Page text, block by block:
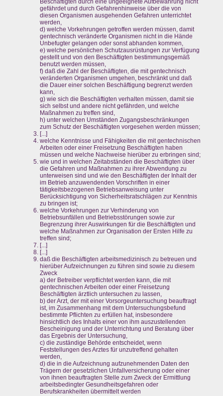
Beschäftigten durch eine ungeeignete Aufbewahrung nicht
gefährdet und durch Gefahrenhinweise über die von
diesen Organismen ausgehenden Gefahren unterrichtet
werden,
d) welche Vorkehrungen getroffen werden müssen, damit
gentechnisch veränderte Organismen nicht in die Hände
Unbefugter gelangen oder sonst abhanden kommen,
e) welche persönlichen Schutzausrüstungen zur Verfügung
gestellt und von den Beschäftigten bestimmungsgemäß
benutzt werden müssen,
f) daß die Zahl der Beschäftigten, die mit gentechnisch
veränderten Organismen umgehen, beschränkt und daß
die Dauer einer solchen Beschäftigung begrenzt werden
kann,
g) wie sich die Beschäftigten verhalten müssen, damit sie
sich selbst und andere nicht gefährden, und welche
Maßnahmen zu treffen sind,
h) unter welchen Umständen Zugangsbeschränkungen
zum Schutz der Beschäftigten vorgesehen werden müssen;
[...]
welche Kenntnisse und Fähigkeiten die mit gentechnischen
Arbeiten oder einer Freisetzung Beschäftigten haben
müssen und welche Nachweise hierüber zu erbringen sind;
wie und in welchen Zeitabständen die Beschäftigten über
die Gefahren und Maßnahmen zu ihrer Abwendung zu
unterweisen sind und wie den Beschäftigten der Inhalt der
im Betrieb anzuwendenden Vorschriften in einer
tätigkeitsbezogenen Betriebsanweisung unter
Berücksichtigung von Sicherheitsratschlägen zur Kenntnis
zu bringen ist;
welche Vorkehrungen zur Verhinderung von
Betriebsunfällen und Betriebsstörungen sowie zur
Begrenzung ihrer Auswirkungen für die Beschäftigten und
welche Maßnahmen zur Organisation der Ersten Hilfe zu
treffen sind;
[...]
[...]
daß die Beschäftigten arbeitsmedizinisch zu betreuen und
hierüber Aufzeichnungen zu führen sind sowie zu diesem
Zweck
a) der Betreiber verpflichtet werden kann, die mit
gentechnischen Arbeiten oder einer Freisetzung
Beschäftigten ärztlich untersuchen zu lassen,
b) der Arzt, der mit einer Vorsorgeuntersuchung beauftragt
ist, im Zusammenhang mit dem Untersuchungsbefund
bestimmte Pflichten zu erfüllen hat, insbesondere
hinsichtlich des Inhalts einer von ihm auszustellenden
Bescheinigung und der Unterrichtung und Beratung über
das Ergebnis der Untersuchung,
c) die zuständige Behörde entscheidet, wenn
Feststellungen des Arztes für unzutreffend gehalten
werden,
d) die in die Aufzeichnung aufzunehmenden Daten den
Trägern der gesetzlichen Unfallversicherung oder einer
von ihnen beauftragten Stelle zum Zweck der Ermittlung
arbeitsbedingter Gesundheitsgefahren oder
Berufskrankheiten übermittelt werden